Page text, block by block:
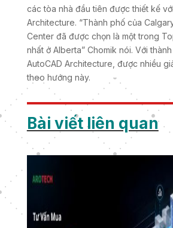
các tòa nhà đầu tiên được thiết kế
Architecture. “Thành phố của
Center đã được chọn là một trong
nhất ở Alberta” Chomik nói. Với
AutoCAD Architecture, được nhiều
theo hướng này.
Bài viết liên quan